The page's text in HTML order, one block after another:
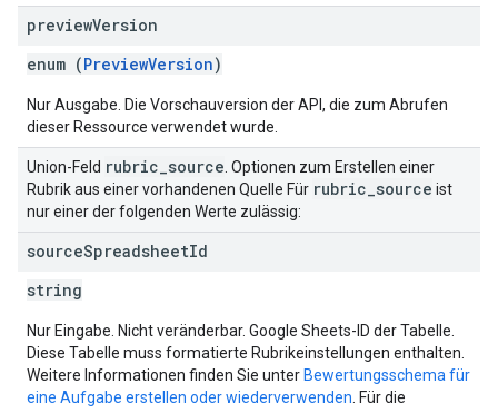
previewVersion
enum (PreviewVersion)
Nur Ausgabe. Die Vorschauversion der API, die zum Abrufen
dieser Ressource verwendet wurde.
Union-Feld rubric source . Optionen zum Erstellen einer
Rubrik aus einer vorhandenen Quelle Für rubric source ist
nur einer der folgenden Werte zulässig:
sourceSpreadsheetId
string
Nur Eingabe. Nicht veränderbar. Google Sheets-ID der Tabelle.
Diese Tabelle muss formatierte Rubrikeinstellungen enthalten.
Weitere Informationen finden Sie unter Bewertungsschema für
eine Aufgabe erstellen oder wiederverwenden . Für die